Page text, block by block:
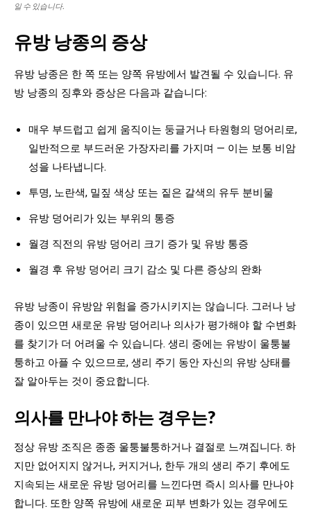
일 수 있습니다.
유방 낭종의 증상
유방 낭종은 한 쪽 또는 양쪽 유방에서 발견될 수 있습니다. 유
방 낭종의 징후와 증상은 다음과 같습니다:
매우 부드럽고 쉽게 움직이는 둥글거나 타원형의 덩어리로,
일반적으로 부드러운 가장자리를 가지며 — 이는 보통 비암
성을 나타냅니다.
투명, 노란색, 밀짚 색상 또는 짙은 갈색의 유두 분비물
유방 덩어리가 있는 부위의 통증
월경 직전의 유방 덩어리 크기 증가 및 유방 통증
월경 후 유방 덩어리 크기 감소 및 다른 증상의 완화
유방 낭종이 유방암 위험을 증가시키지는 않습니다. 그러나 낭
종이 있으면 새로운 유방 덩어리나 의사가 평가해야 할 수변화
를 찾기가 더 어려울 수 있습니다. 생리 중에는 유방이 울퉁불
퉁하고 아플 수 있으므로, 생리 주기 동안 자신의 유방 상태를
잘 알아두는 것이 중요합니다.
의사를 만나야 하는 경우는?
정상 유방 조직은 종종 울퉁불퉁하거나 결절로 느껴집니다. 하
지만 없어지지 않거나, 커지거나, 한두 개의 생리 주기 후에도
지속되는 새로운 유방 덩어리를 느낀다면 즉시 의사를 만나야
합니다. 또한 양쪽 유방에 새로운 피부 변화가 있는 경우에도